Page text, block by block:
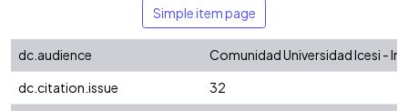
Simple item page
dc.audience
Comunidad Universidad Icesi -
dc.citation.issue
32